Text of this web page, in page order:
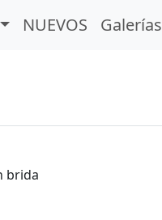
NUEVOS Galerías
brida